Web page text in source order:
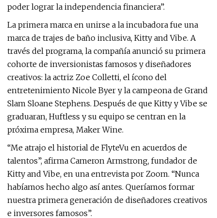
poder lograr la independencia financiera”.
La primera marca en unirse a la incubadora fue una
marca de trajes de baño inclusiva, Kitty and Vibe. A
través del programa, la compañía anunció su primera
cohorte de inversionistas famosos y diseñadores
creativos: la actriz Zoe Colletti, el ícono del
entretenimiento Nicole Byer y la campeona de Grand
Slam Sloane Stephens. Después de que Kitty y Vibe se
graduaran, Huftless y su equipo se centran en la
próxima empresa, Maker Wine.
“Me atrajo el historial de FlyteVu en acuerdos de
talentos”, afirma Cameron Armstrong, fundador de
Kitty and Vibe, en una entrevista por Zoom. “Nunca
habíamos hecho algo así antes. Queríamos formar
nuestra primera generación de diseñadores creativos
e inversores famosos”.